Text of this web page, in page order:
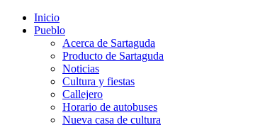
Inicio
Pueblo
Acerca de Sartaguda
Producto de Sartaguda
Noticias
Cultura y fiestas
Callejero
Horario de autobuses
Nueva casa de cultura